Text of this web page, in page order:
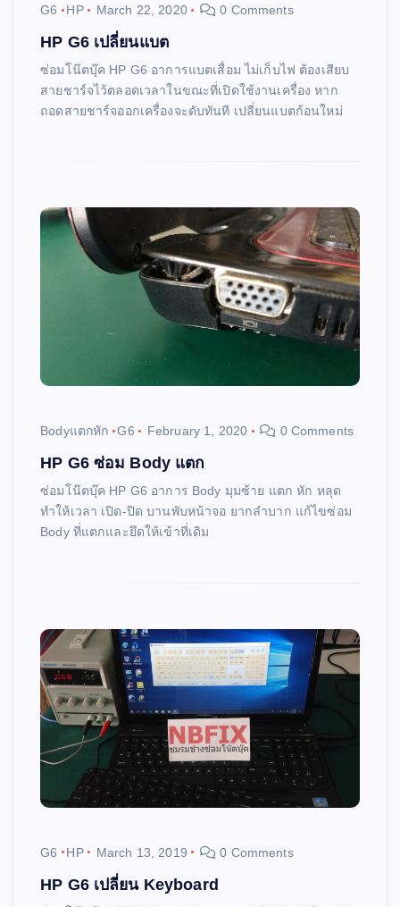
G6 HP March 22, 2020 0 Comments
HP G6 เปลี่ยนแบต
ซ่อมโน๊ตบุ๊ค HP G6 อาการแบตเสื่อม ไม่เก็บไฟ ต้องเสียบ
สายชาร์จไว้ตลอดเวลาในขณะที่เปิดใช้งานเครื่อง หาก
ถอดสายชาร์จออกเครื่องจะดับทันที เปลี่ยนแบตก้อนใหม่
Bodyแตกหัก G6 February 1, 2020 0 Comments
HP G6 ซ่อม Body แตก
ซ่อมโน๊ตบุ๊ค HP G6 อาการ Body มุมซ้าย แตก หัก หลุด
ทำให้เวลา เปิด-ปิด บานพับหน้าจอ ยากลำบาก แก้ไขซ่อม
Body ที่แตกและยึดให้เข้าที่เดิม
G6 HP March 13, 2019 0 Comments
HP G6 เปลี่ยน Keyboard